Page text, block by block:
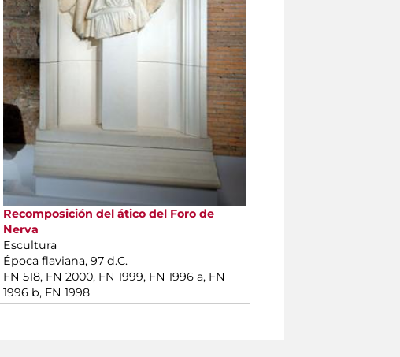
Recomposición del ático del Foro de
Nerva
Escultura
Época flaviana, 97 d.C.
FN 518, FN 2000, FN 1999, FN 1996 a, FN
1996 b, FN 1998